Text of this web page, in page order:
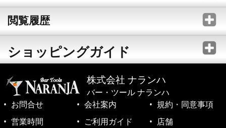
閲覧履歴
ショッピングガイド
株式会社 ナランハ
バー・ツール ナランハ
お問合せ
会社案内
規約・同意事項
営業時間
ご利用ガイド
店舗